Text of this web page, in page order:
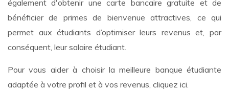
également d'obtenir une carte bancaire gratuite et de
bénéficier de primes de bienvenue attractives, ce qui
permet aux étudiants d’optimiser leurs revenus et, par
conséquent, leur salaire étudiant.
Pour vous aider à choisir la meilleure banque étudiante
adaptée à votre profil et à vos revenus, cliquez ici.